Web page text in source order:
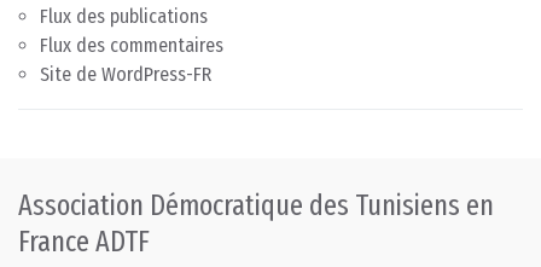
Flux des publications
Flux des commentaires
Site de WordPress-FR
Association Démocratique des Tunisiens en
France ADTF